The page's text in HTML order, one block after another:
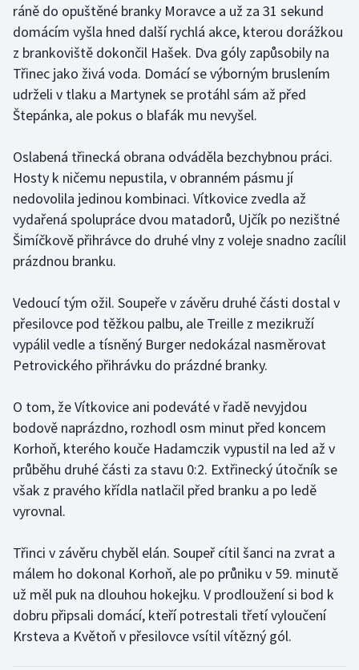
Lyže a snowboard
Moderní pětiboj
Motorsport
Parasport
Plavání
Plážový volejbal
Rychlobruslení
Rychlostní kanoistika
Short track
Sportovní střelba
Stolní tenis
Triatlon
Veslování
Vodní slalom
Volejbal
ráně do opuštěné branky Moravce a už za 31 sekund
domácím vyšla hned další rychlá akce, kterou dorážkou
z brankoviště dokončil Hašek. Dva góly zapůsobily na
Třinec jako živá voda. Domácí se výborným bruslením
udrželi v tlaku a Martynek se protáhl sám až před
Štepánka, ale pokus o blafák mu nevyšel.
Oslabená třinecká obrana odváděla bezchybnou práci.
Hosty k ničemu nepustila, v obranném pásmu jí
nedovolila jedinou kombinaci. Vítkovice zvedla až
vydařená spolupráce dvou matadorů, Ujčík po nezištné
Šimíčkově přihrávce do druhé vlny z voleje snadno zacílil
prázdnou branku.
Vedoucí tým ožil. Soupeře v závěru druhé části dostal v
přesilovce pod těžkou palbu, ale Treille z mezikruží
vypálil vedle a tísněný Burger nedokázal nasměrovat
Petrovického přihrávku do prázdné branky.
O tom, že Vítkovice ani podeváté v řadě nevyjdou
bodově naprázdno, rozhodl osm minut před koncem
Korhoň, kterého kouče Hadamczik vypustil na led až v
průběhu druhé části za stavu 0:2. Extřinecký útočník se
však z pravého křídla natlačil před branku a po ledě
vyrovnal.
Třinci v závěru chyběl elán. Soupeř cítil šanci na zvrat a
málem ho dokonal Korhoň, ale po průniku v 59. minutě
už měl puk na dlouhou hokejku. V prodloužení si bod k
dobru připsali domácí, kteří potrestali třetí vyloučení
Krsteva a Květoň v přesilovce vsítil vítězný gól.